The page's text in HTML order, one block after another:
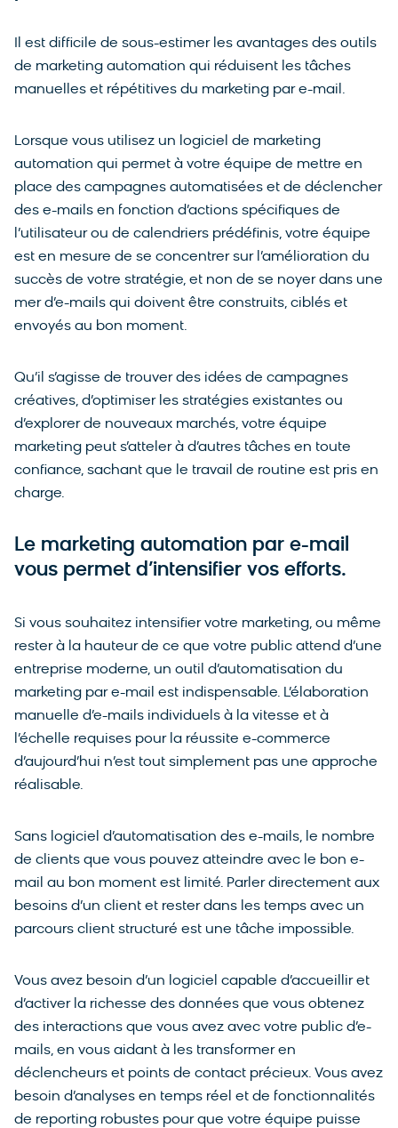
Il est difficile de sous-estimer les avantages des outils
de marketing automation qui réduisent les tâches
manuelles et répétitives du marketing par e-mail.
Lorsque vous utilisez un logiciel de marketing
automation qui permet à votre équipe de mettre en
place des campagnes automatisées et de déclencher
des e-mails en fonction d’actions spécifiques de
l’utilisateur ou de calendriers prédéfinis, votre équipe
est en mesure de se concentrer sur l’amélioration du
succès de votre stratégie, et non de se noyer dans une
mer d’e-mails qui doivent être construits, ciblés et
envoyés au bon moment.
Qu’il s’agisse de trouver des idées de campagnes
créatives, d’optimiser les stratégies existantes ou
d’explorer de nouveaux marchés, votre équipe
marketing peut s’atteler à d’autres tâches en toute
confiance, sachant que le travail de routine est pris en
charge.
Le marketing automation par e-mail
vous permet d’intensifier vos efforts.
Si vous souhaitez intensifier votre marketing, ou même
rester à la hauteur de ce que votre public attend d’une
entreprise moderne, un outil d’automatisation du
marketing par e-mail est indispensable. L’élaboration
manuelle d’e-mails individuels à la vitesse et à
l’échelle requises pour la réussite e-commerce
d’aujourd’hui n’est tout simplement pas une approche
réalisable.
Sans logiciel d’automatisation des e-mails, le nombre
de clients que vous pouvez atteindre avec le bon e-
mail au bon moment est limité. Parler directement aux
besoins d’un client et rester dans les temps avec un
parcours client structuré est une tâche impossible.
Vous avez besoin d’un logiciel capable d’accueillir et
d’activer la richesse des données que vous obtenez
des interactions que vous avez avec votre public d’e-
mails, en vous aidant à les transformer en
déclencheurs et points de contact précieux. Vous avez
besoin d’analyses en temps réel et de fonctionnalités
de reporting robustes pour que votre équipe puisse